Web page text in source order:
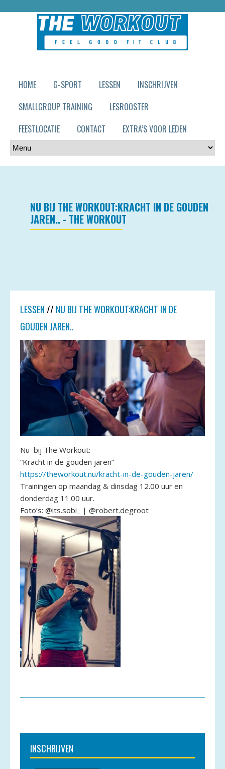
HOME G-SPORT LESSEN
INSCHRIJVEN
SMALLGROUP TRAINING
LESROOSTER
FEESTLOCATIE
CONTACT EXTRA’S VOOR LEDEN
NU BIJ THE WORKOUT:KRACHT IN DE GOUDEN
JAREN.. - THE WORKOUT
LESSEN// NU BIJ THE WORKOUT:KRACHT IN DE
GOUDEN JAREN..
Nu bij The Workout:
“Kracht in de gouden jaren”
https://theworkout.nu/kracht-in-de-gouden-jaren/
Trainingen op maandag & dinsdag 12.00 uur en
donderdag 11.00 uur.
Foto’s: @its.sobi_ | @robert.degroot
INSCHRIJVEN